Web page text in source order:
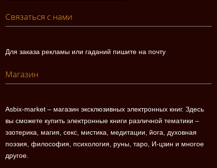
Связаться с нами
Для заказа рекламы или гаданий пишите на почту
Магазин
Asbix-market – магазин эксклюзивных электронных книг. Здесь
вы сможете купить электронные книги различной тематики –
эзотерика, магия, секс, мистика, медитации, йога, духовная
поэзия, философия, психология, руны, таро, И-цзин и многое
другое.